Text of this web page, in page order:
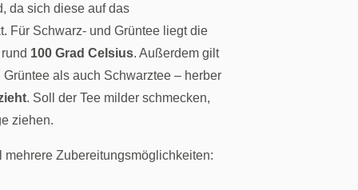
da sich diese auf das
Für Schwarz- und Grüntee liegt die
100 Grad Celsius. Außerdem gilt
als auch Schwarztee – herber
. Soll der Tee milder schmecken,
ziehen.
Zubereitungsmöglichkeiten: